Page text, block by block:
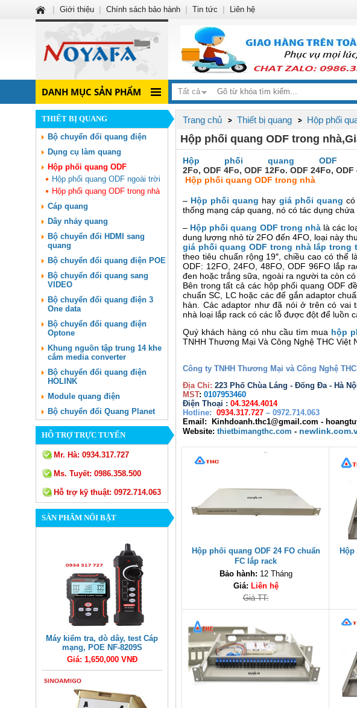
DANH MỤC SẢN PHẨM Tất cả
THIẾT BỊ QUANG
Bộ chuyển đổi quang điện
Dụng cụ làm quang
Hộp phối quang ODF
Hộp phối quang ODF ngoài trời
Hộp phối quang ODF trong nhà
Cáp quang
Dây nhảy quang
Bộ chuyển đổi HDMI sang
quang
Bộ chuyển đổi quang điện POE
Bộ chuyển đổi quang sang
VIDEO
Bộ chuyển đổi quang điện 3
One data
Bộ chuyển đổi quang điện
Optone
Khung nguồn tập trung 14 khe
cắm media converter
Bộ chuyển đổi quang điện
HOLINK
Module quang điện
Bộ chuyển đổi Quang Planet
HỖ TRỢ TRỰC TUYẾN
Mr. Hà: 0934.317.727
Ms. Tuyết: 0986.358.500
Hỗ trợ kỹ thuật: 0972.714.063
SẢN PHẨM NỔI BẬT
Máy kiểm tra, dò dây, test Cáp
mạng, POE NF-8209S
Giá: 1,650,000 VNĐ
Trang chủ Thiết bị quang Hộp phối
Hộp phối quang ODF trong
Hộp phối quang ODF
2Fo, ODF 4Fo, ODF 12Fo. ODF 24Fo,
Hộp phối quang ODF trong nhà
– Hộp phối quang hay giá phối quang
thống mạng cáp quang, nó có tác dụng
– Hộp phối quang ODF trong nhàlà các
dung lượng nhỏ từ 2FO đến 4FO, loại này
giá phối quang ODF trong nhà lắp trong
theo tiêu chuẩn rộng 19″, chiều cao có thể
ODF: 12FO, 24FO, 48FO, ODF 96FO lắp
đen hoặc trắng sữa, ngoài ra người ta còn
Bên trong tất cả các hộp phối quang ODF
chuẩn SC, LC hoặc các để gắn adaptor
hàn. Các adaptor như đã nói ở trên có vai
nhà loại lắp rack có các lỗ được đột để luồn
Quý khách hàng có nhu cầu tìm mua hộp
TNHH Thương Mại Và Công Nghệ THC
Công ty TNHH Thương Mại và Công Nghệ
Địa Chỉ: 223 Phố Chùa Láng - Đống Đa - Hà
MST: 0107953460
Điện Thoại : 04.3244.4014
Hotline: 0934.317.727 – 0972.714.063
Email: Kinhdoanh.thc1@gmail.com -
Website: thietbimangthc.com -
Hộp phối quang ODF 24 FO chuẩn
FC lắp rack
Bảo hành: 12 Tháng
Giá: Liên hệ
Giá TT:
Giới thiệu Chính sách bảo hành Tin tức Liên hệ